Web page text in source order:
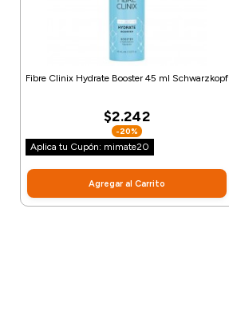
Fibre Clinix Hydrate Booster 45 ml Schwarzkopf
$2.242
-20%
Aplica tu Cupón: mimate20
Agregar al Carrito